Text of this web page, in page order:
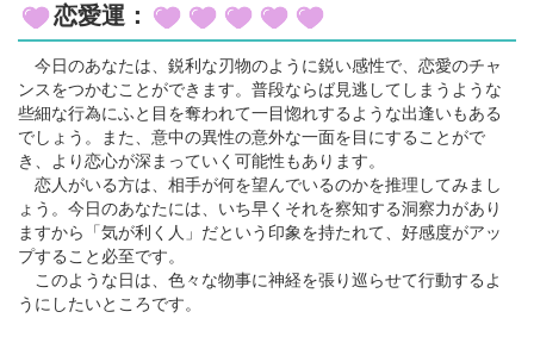
恋愛運：
今日のあなたは、鋭利な刃物のように鋭い感性で、恋愛のチャ
ンスをつかむことができます。普段ならば見逃してしまうような
些細な行為にふと目を奪われて一目惚れするような出逢いもある
でしょう。また、意中の異性の意外な一面を目にすることがで
き、より恋心が深まっていく可能性もあります。
恋人がいる方は、相手が何を望んでいるのかを推理してみまし
ょう。今日のあなたには、いち早くそれを察知する洞察力があり
ますから「気が利く人」だという印象を持たれて、好感度がアッ
プすること必至です。
このような日は、色々な物事に神経を張り巡らせて行動するよ
うにしたいところです。